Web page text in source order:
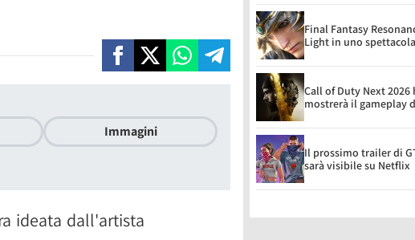
Immagini
ideata dall'artista
Final Fantasy
Light in uno
Call of Duty Next
mostrerà il gameplay
Il prossimo trailer di
sarà visibile su Netflix